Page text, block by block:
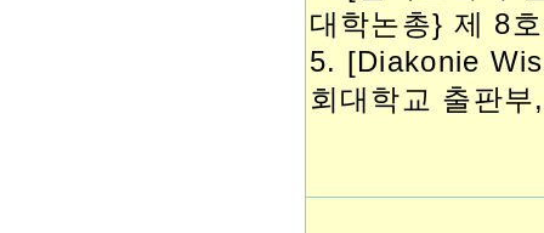
대학논총} 제 8
5. [Diakonie
회대학교 출판